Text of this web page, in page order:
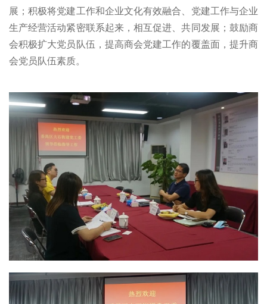
展；积极将党建工作和企业文化有效融合、党建工作与企业
生产经营活动紧密联系起来，相互促进、共同发展；鼓励商
会积极扩大党员队伍，提高商会党建工作的覆盖面，提升商
会党员队伍素质。